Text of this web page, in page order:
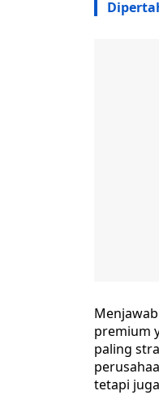
premium
paling
tetapi